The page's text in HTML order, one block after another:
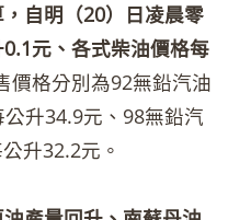
自明（20）日凌晨零
元、各式柴油價格每
價格分別為92無鉛汽油
升34.9元、98無鉛汽
升32.2元。